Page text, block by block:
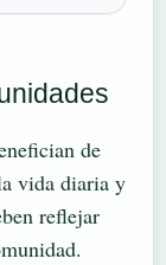
de
vida diaria y
reflejar